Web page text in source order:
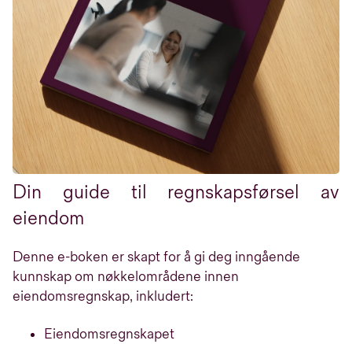
Din guide til regnskapsførsel av
eiendom
Denne e-boken er skapt for å gi deg inngående
kunnskap om nøkkelområdene innen
eiendomsregnskap, inkludert:
Eiendomsregnskapet